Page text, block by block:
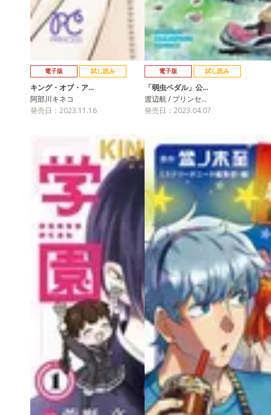
電子版 試し読み
キング・オブ・ア…
阿部川キネコ
発売日：2023.11.16
電子版 試し読み
「弱虫ペダル」公…
渡辺航 / プリンセ…
発売日：2023.04.07